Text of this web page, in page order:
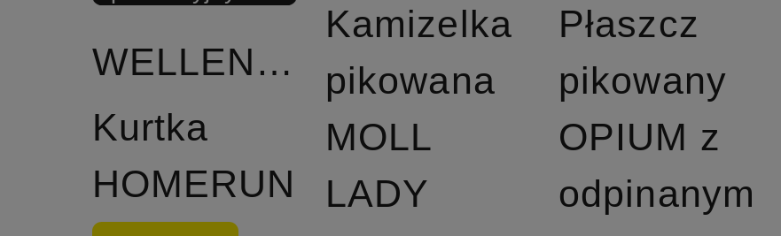
WELLENSTEYN
Kurtka
HOMERUN
Kamizelka
pikowana
MOLL
LADY
Płaszcz
pikowany
OPIUM z
odpinanym